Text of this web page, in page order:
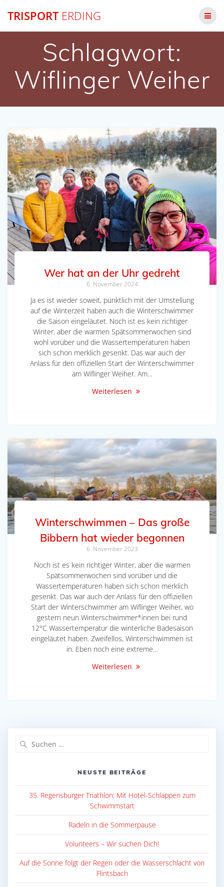
TRISPORTERDING
Schlagwort:
Wiflinger Weiher
Wer hat an der Uhr gedreht
6. November 2024
Ja es ist wieder soweit, pünktlich mit der Umstellung
auf die Winterzeit haben auch die Winterschwimmer
die Saison eingeläutet. Noch ist es kein richtiger
Winter, aber die warmen Spätsommerwochen sind
wohl vorüber und die Wassertemperaturen haben
sich schon merklich gesenkt. Das war auch der
Anlass für den offiziellen Start der Winterschwimmer
am Wiflinger Weiher. Am…
Weiterlesen
Winterschwimmen – Das große
Bibbern hat wieder begonnen
6. November 2023
Noch ist es kein richtiger Winter, aber die warmen
Spätsommerwochen sind vorüber und die
Wassertemperaturen haben sich schon merklich
gesenkt. Das war auch der Anlass für den offiziellen
Start der Winterschwimmer am Wiflinger Weiher, wo
gestern neun Winterschwimmer*innen bei rund
12°C Wassertemperatur die winterliche Badesaison
eingeläutet haben. Zweifellos, Winterschwimmen ist
in. Eben noch eine extreme…
Weiterlesen
NEUSTE BEITRÄGE
35. Regensburger Triathlon: Mit Hotel-Schlappen zum
Schwimmstart
Radeln in die Sommerpause
Volunteers – Wir suchen Dich!
Auf die Sonne folgt der Regen oder die Wasserschlacht von
Flintsbach